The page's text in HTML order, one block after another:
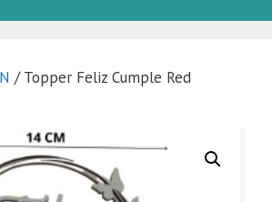
/ Topper Feliz Cumple Red